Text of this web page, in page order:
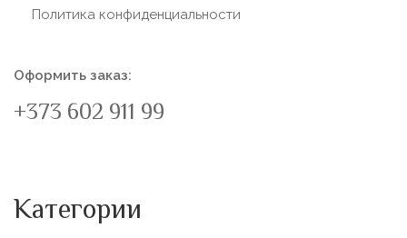
Политика конфиденциальности
Оформить заказ:
+373 602 911 99
Категории